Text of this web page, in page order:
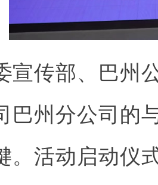
宣传部、巴州
巴州分公司的
。活动启动仪